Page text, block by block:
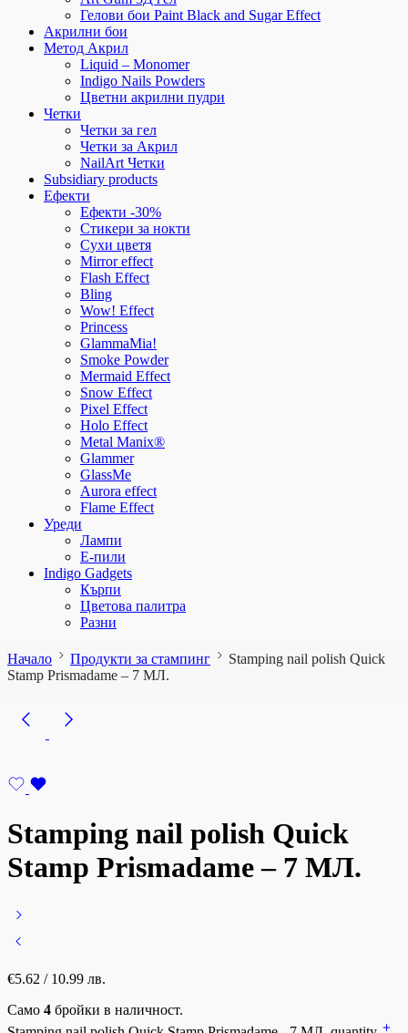
Гелови бои Paint Black and Sugar Effect
Акрилни бои
Метод Акрил
Liquid – Monomer
Indigo Nails Powders
Цветни акрилни пудри
Четки
Четки за гел
Четки за Акрил
NailArt Четки
Subsidiary products
Ефекти
Ефекти -30%
Стикери за нокти
Сухи цветя
Mirror effect
Flash Effect
Bling
Wow! Effect
Princess
GlammaMia!
Smoke Powder
Mermaid Effect
Snow Effect
Pixel Effect
Holo Effect
Metal Manix®
Glammer
GlassMe
Aurora effect
Flame Effect
Уреди
Лампи
E-пили
Indigo Gadgets
Кърпи
Цветова палитра
Разни
Начало Продукти за стампинг
Stamping nail polish Quick
Stamp Prismadame – 7 МЛ.
Stamping nail polish Quick
Stamp Prismadame – 7 МЛ.
€5.62 / 10.99 лв.
Само 4 бройки в наличност.